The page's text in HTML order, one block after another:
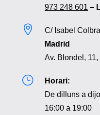
973 248 601 –

C/ Isabel
Madrid
Av. Blondel,
}
Horari:
De dilluns a
16:00 a 19:00